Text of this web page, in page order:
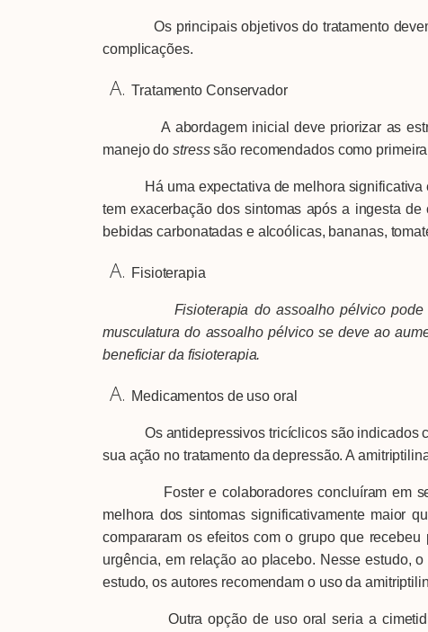
Os principais objetivos do tratamento devem
complicações.
Tratamento Conservador
A abordagem inicial deve priorizar as
manejo dostresssão recomendados como
Há uma expectativa de melhora significativa
tem exacerbação dos sintomas após a ingesta
bebidas carbonatadas e alcoólicas, bananas,
Fisioterapia
Fisioterapia do assoalho pélvico pode ser
musculatura do assoalho pélvico se deve ao
beneficiar da fisioterapia.
Medicamentos de uso oral
Os antidepressivos tricíclicos são indicados
sua ação no tratamento da depressão. A
Foster e colaboradores concluíram em seu
melhora dos sintomas significativamente maior
compararam os efeitos com o grupo que
urgência, em relação ao placebo. Nesse estudo,
estudo, os autores recomendam o uso da
Outra opção de uso oral seria a cimetidina.